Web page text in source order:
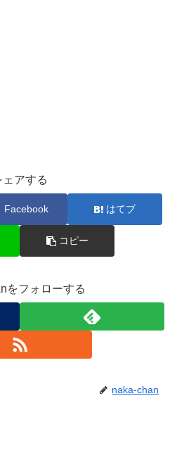
ェアする
Facebook はてブ
コピー
をフォローする
naka-chan